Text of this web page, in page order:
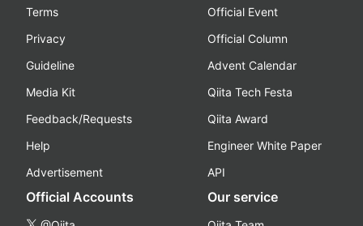
Terms
Privacy
Guideline
Media Kit
Feedback/Requests
Help
Advertisement
Official Event
Official Column
Advent Calendar
Qiita Tech Festa
Qiita Award
Engineer White Paper
API
Official Accounts Our service